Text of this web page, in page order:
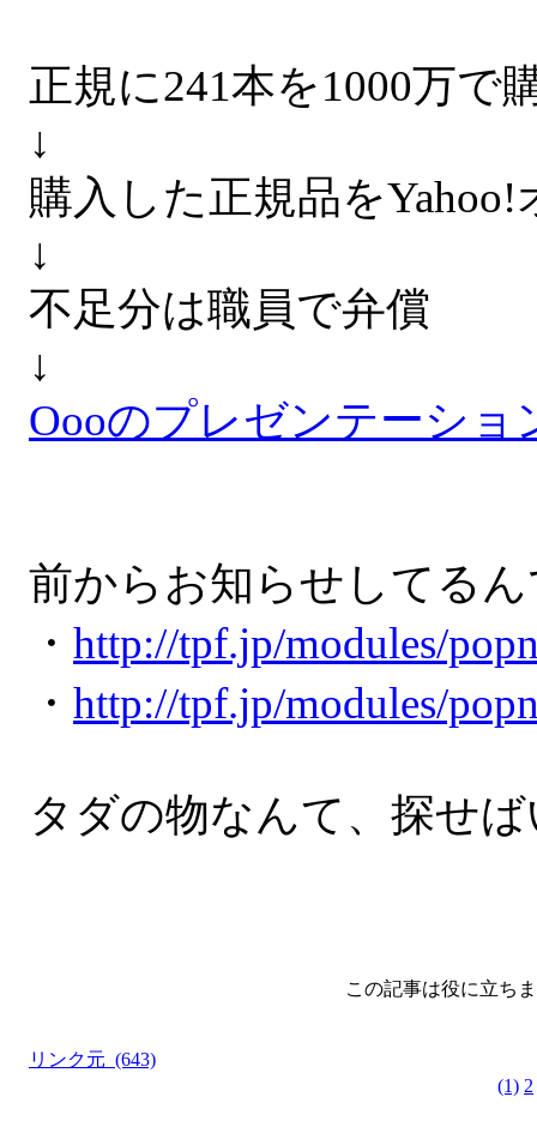
正規に241本を1000万で
↓
購入した正規品を
↓
不足分は職員で弁償
↓
Oooのプレゼンテーショ
前からお知らせしてる
・ http://tpf.jp/modules/
・ http://tpf.jp/modules/
タダの物なんて、探せ
この記事は役に立ち
リンク元 (643)
(1) 2